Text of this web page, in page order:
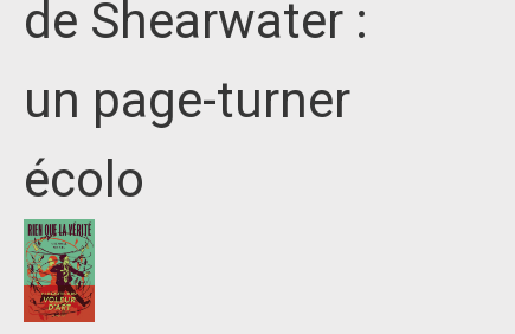
de Shearwater :
un page-turner
écolo